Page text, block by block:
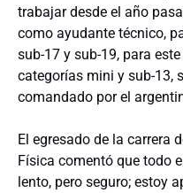
trabajar desde el año
como ayudante técnico,
sub-17 y sub-19, para
categorías mini y sub-13,
comandado por el
El egresado de la carrera
Física comentó que todo
lento, pero seguro; estoy